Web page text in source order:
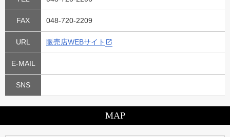
FAX 048-720-2209
URL 販売店WEBサイト
E-MAIL
SNS
MAP